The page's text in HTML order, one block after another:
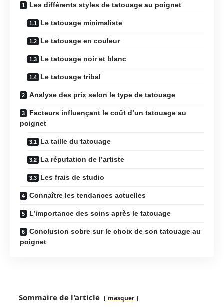
Les différents styles de tatouage au poignet
Le tatouage minimaliste
Le tatouage en couleur
Le tatouage noir et blanc
Le tatouage tribal
Analyse des prix selon le type de tatouage
Facteurs influençant le coût d’un tatouage au
poignet
La taille du tatouage
La réputation de l’artiste
Les frais de studio
Connaître les tendances actuelles
L’importance des soins après le tatouage
Conclusion sobre sur le choix de son tatouage au
poignet
Sommaire de l'article masquer